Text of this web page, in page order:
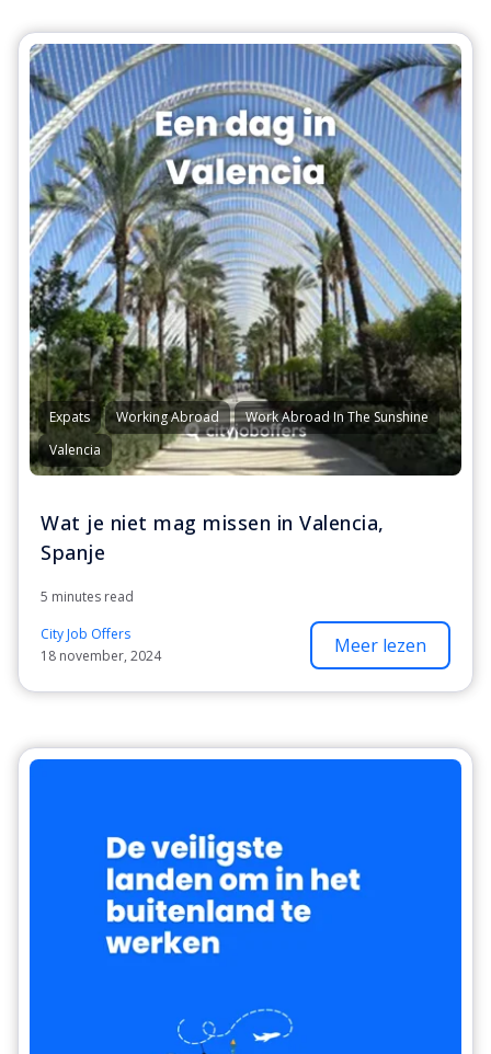
Expats Working Abroad
Work Abroad In The Sunshine
Valencia
Wat je niet mag missen in Valencia,
Spanje
5 minutes read
City Job Offers
18 november, 2024
Meer lezen